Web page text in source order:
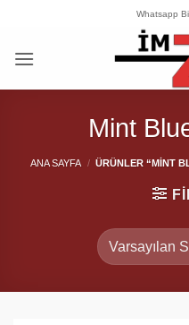
Whatsapp
Mint
ANA SAYFA / ÜRÜNLER “MINT